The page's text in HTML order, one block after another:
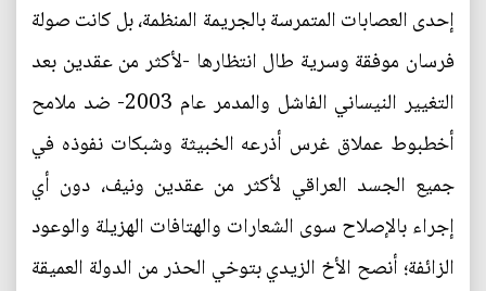
إحدى العصابات المتمرسة بالجريمة المنظمة، بل كانت صولة
فرسان موفقة وسرية طال انتظارها -لأكثر من عقدين بعد
التغيير النيساني الفاشل والمدمر عام 2003- ضد ملامح
أخطبوط عملاق غرس أذرعه الخبيثة وشبكات نفوذه في
جميع الجسد العراقي لأكثر من عقدين ونيف، دون أي
إجراء بالإصلاح سوى الشعارات والهتافات الهزيلة والوعود
الزائفة؛ أنصح الأخ الزيدي بتوخي الحذر من الدولة العميقة